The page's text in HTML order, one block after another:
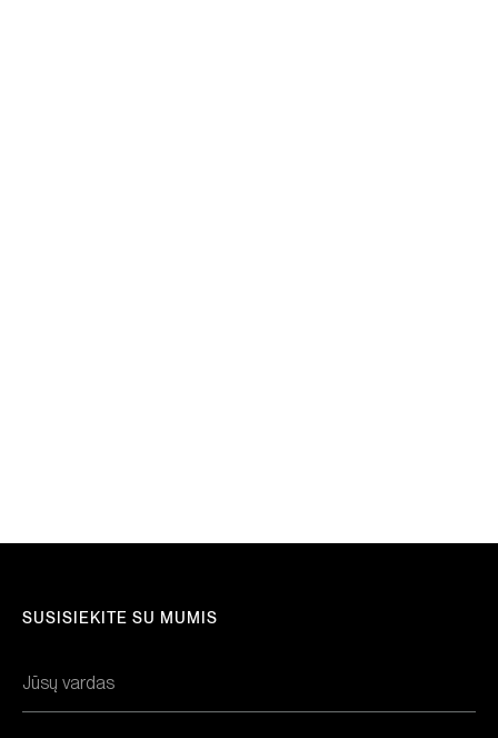
SUSISIEKITE SU MUMIS